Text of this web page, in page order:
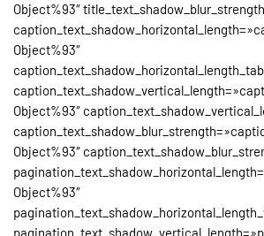
Object%93″
Object%93″
Object%93″
Object%93″
Object%93″